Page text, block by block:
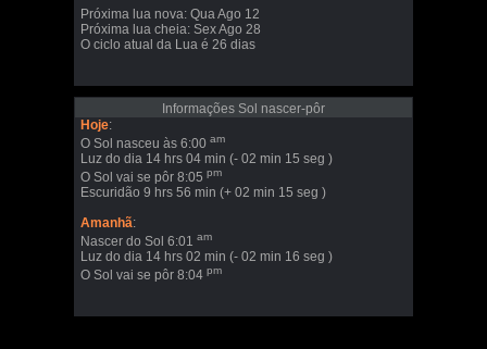
Próxima lua nova: Qua Ago 12
Próxima lua cheia: Sex Ago 28
O ciclo atual da Lua é 26 dias
Informações Sol nascer-pôr
Hoje:
O Sol nasceu às 6:00 am
Luz do dia 14 hrs 04 min (- 02 min 15 seg )
O Sol vai se pôr 8:05 pm
Escuridão 9 hrs 56 min (+ 02 min 15 seg )
Amanhã:
Nascer do Sol 6:01 am
Luz do dia 14 hrs 02 min (- 02 min 16 seg )
O Sol vai se pôr 8:04 pm